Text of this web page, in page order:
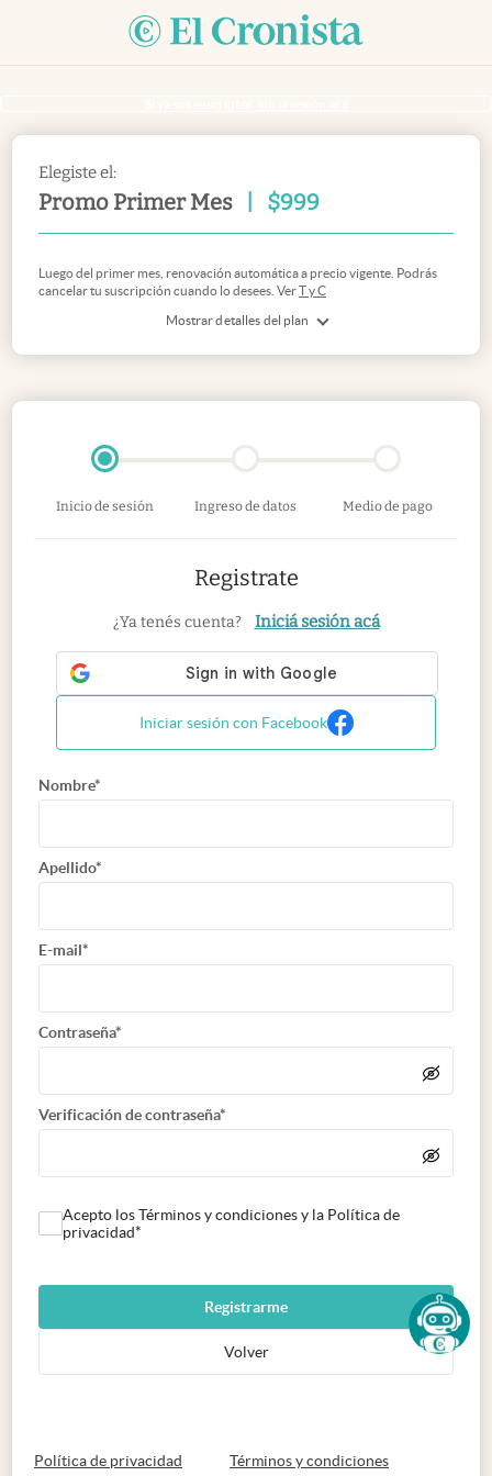
Elegiste el:
Promo Primer Mes $999
Mostrar detalles del plan
Luego del primer mes, renovación automática a precio vigente. Podrás
cancelar tu suscripción cuando lo desees. VerT y C
Inicio de sesión Ingreso de datos Medio de pago
Registrate
¿Ya tenés cuenta? Iniciá sesión acá
Iniciar sesión con Facebook
Nombre*
Apellido*
E-mail*
Contraseña*
Verificación de contraseña*
Acepto los Términos y condiciones y la Política de
privacidad*
Registrarme
Volver
Política de privacidad abre en nueva pestaña
Términos y condicionesabre en nueva